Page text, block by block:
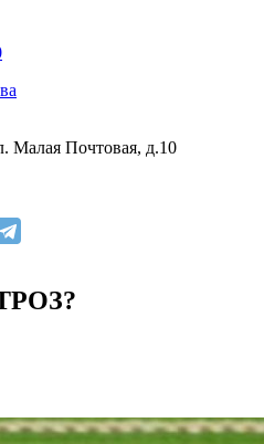
Малая Почтовая, д.10